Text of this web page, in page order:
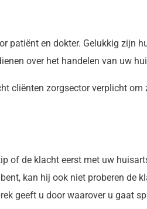
patiënt en dokter. Gelukkig zijn
over het handelen van uw
cliënten zorgsector verplicht
of de klacht eerst met uw
kan hij ook niet proberen de
geeft u door waarover u gaat